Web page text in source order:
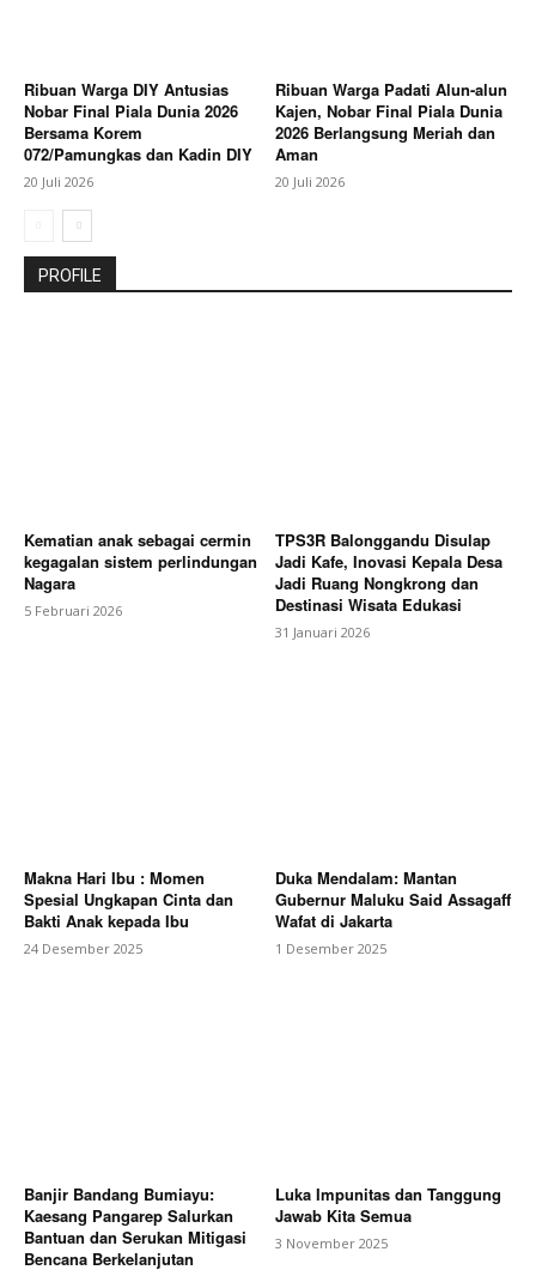
Ribuan Warga DIY Antusias
Nobar Final Piala Dunia 2026
Bersama Korem
072/Pamungkas dan Kadin DIY
20 Juli 2026
Ribuan Warga Padati Alun-alun
Kajen, Nobar Final Piala Dunia
2026 Berlangsung Meriah dan
Aman
20 Juli 2026
PROFILE
Kematian anak sebagai cermin
kegagalan sistem perlindungan
Nagara
5 Februari 2026
TPS3R Balonggandu Disulap
Jadi Kafe, Inovasi Kepala Desa
Jadi Ruang Nongkrong dan
Destinasi Wisata Edukasi
31 Januari 2026
Makna Hari Ibu : Momen
Spesial Ungkapan Cinta dan
Bakti Anak kepada Ibu
24 Desember 2025
Duka Mendalam: Mantan
Gubernur Maluku Said Assagaff
Wafat di Jakarta
1 Desember 2025
Banjir Bandang Bumiayu:
Kaesang Pangarep Salurkan
Bantuan dan Serukan Mitigasi
Bencana Berkelanjutan
Luka Impunitas dan Tanggung
Jawab Kita Semua
3 November 2025